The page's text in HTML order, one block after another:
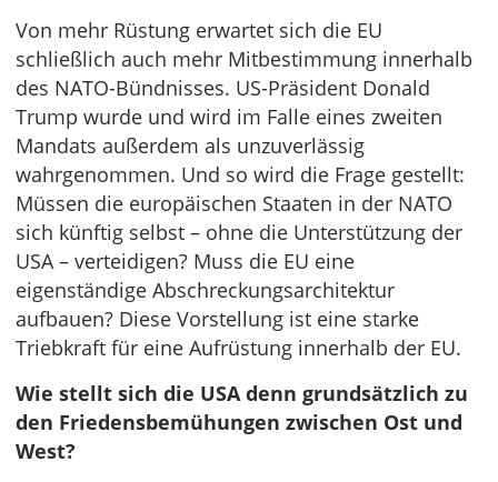
Von mehr Rüstung erwartet sich die EU
schließlich auch mehr Mitbestimmung innerhalb
des NATO-Bündnisses. US-Präsident Donald
Trump wurde und wird im Falle eines zweiten
Mandats außerdem als unzuverlässig
wahrgenommen. Und so wird die Frage gestellt:
Müssen die europäischen Staaten in der NATO
sich künftig selbst – ohne die Unterstützung der
USA – verteidigen? Muss die EU eine
eigenständige Abschreckungsarchitektur
aufbauen? Diese Vorstellung ist eine starke
Triebkraft für eine Aufrüstung innerhalb der EU.
Wie stellt sich die USA denn grundsätzlich zu
den Friedensbemühungen zwischen Ost und
West?